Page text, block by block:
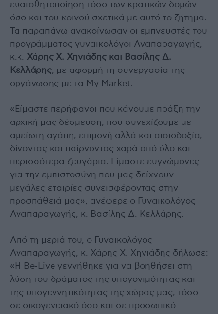
ευαισθητοποίηση τόσο των κρατικών δομών
όσο και του κοινού σχετικά με αυτό το ζήτημα.
Τα παραπάνω ανακοίνωσαν οι εμπνευστές του
προγράμματος γυναικολόγοι Αναπαραγωγής,
κ.κ. Χάρης Χ. Χηνιάδης και Βασίλης Δ.
Κελλάρης, με αφορμή τη συνεργασία της
οργάνωσης με τα My Market.
«Είμαστε περήφανοι που κάνουμε πράξη την
αρχική μας δέσμευση, που συνεχίζουμε με
αμείωτη αγάπη, επιμονή αλλά και αισιοδοξία,
δίνοντας και παίρνοντας χαρά από όλο και
περισσότερα ζευγάρια. Είμαστε ευγνώμονες
για την εμπιστοσύνη που μας δείχνουν
μεγάλες εταιρίες συνεισφέροντας στην
προσπάθειά μας», ανέφερε ο Γυναικολόγος
Αναπαραγωγής, κ. Βασίλης Δ. Κελλάρης.
Από τη μεριά του, ο Γυναικολόγος
Αναπαραγωγής, κ. Χάρης Χ. Χηνιάδης δήλωσε:
«Η Be-Live γεννήθηκε για να βοηθήσει στη
λύση του δράματος της υπογονιμότητας και
της υπογεννητικότητας της χώρας μας, τόσο
σε οικογενειακό όσο και σε προσωπικό